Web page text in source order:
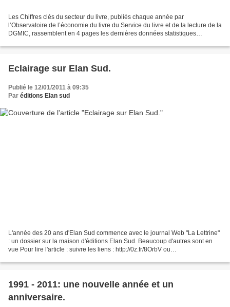
Les Chiffres clés du secteur du livre, publiés chaque année par
l’Observatoire de l’économie du livre du Service du livre et de la lecture de la
DGMIC, rassemblent en 4 pages les dernières données statistiques
Eclairage sur Elan Sud.
Publié le 12/01/2011 à 09:35
Par éditions Elan sud
L'année des 20 ans d'Elan Sud commence avec le journal Web "La Lettrine"
: un dossier sur la maison d'éditions Elan Sud. Beaucoup d'autres sont en
vue Pour lire l'article : suivre les liens : http://0z.fr/8OrbV ou
1991 - 2011: une nouvelle année et un
anniversaire.